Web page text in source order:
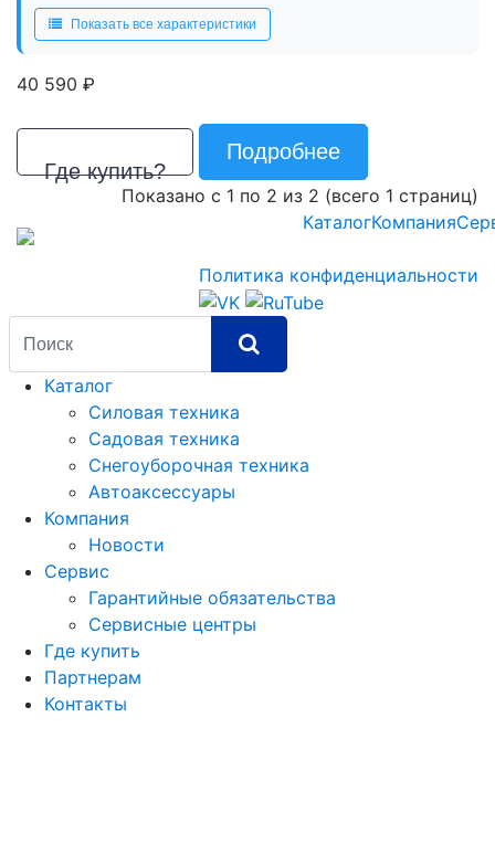
Показать все характеристики
40 590 р.
Где купить?
Подробнее
Показано с 1 по 2 из 2 (всего 1 страниц)
КаталогКомпания
Политика конфиденциальности
Каталог
Силовая техника
Садовая техника
Снегоуборочная техника
Автоаксессуары
Компания
Новости
Сервис
Гарантийные обязательства
Сервисные центры
Где купить
Партнерам
Контакты